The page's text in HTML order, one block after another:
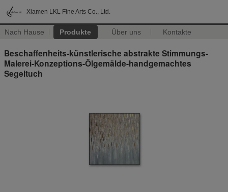
Xiamen LKL Fine Arts Co., Ltd.
Nach Hause Produkte Über uns Kontakte
Beschaffenheits-künstlerische abstrakte Stimmungs-
Malerei-Konzeptions-Ölgemälde-handgemachtes
Segeltuch